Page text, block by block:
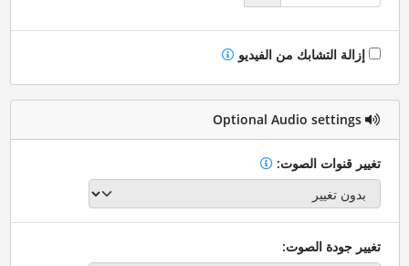
إزالة التشابك من الفيديو
Optional Audio settings
تغيير قنوات الصوت:
تغيير جودة الصوت: